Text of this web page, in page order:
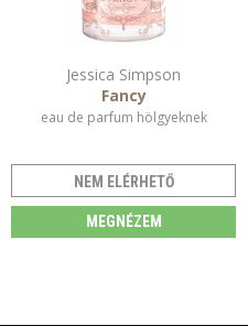
Jessica Simpson
Fancy
eau de parfum hölgyeknek
NEM ELÉRHETŐ
MEGNÉZEM